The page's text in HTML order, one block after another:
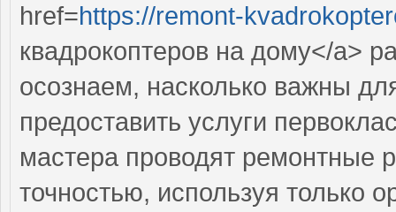
href=https://remont-
квадрокоптеров на дому</a>
осознаем, насколько важны
предоставить услуги
мастера проводят ремонтные
точностью, используя только